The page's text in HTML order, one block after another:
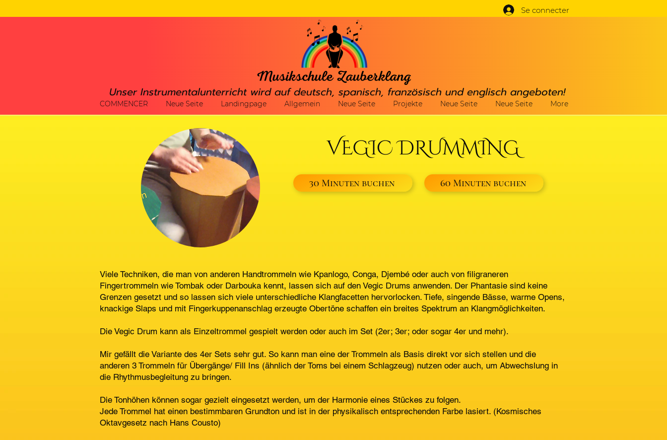
Se connecter
Unser Instrumentalunterricht wird auf deutsch, spanisch, französisch und englisch angeboten!
COMMENCER Neue Seite Landingpage Allgemein Neue Seite Projekte Neue Seite Neue Seite More
VEGIC DRUMMING
30 Minuten buchen 60 Minuten buchen
Viele Techniken, die man von anderen Handtrommeln wie Kpanlogo, Conga, Djembé oder auch von filigraneren
Fingertrommeln wie Tombak oder Darbouka kennt, lassen sich auf den Vegic Drums anwenden. Der Phantasie sind keine
Grenzen gesetzt und so lassen sich viele unterschiedliche Klangfacetten hervorlocken. Tiefe, singende Bässe, warme Opens,
knackige Slaps und mit Fingerkuppenanschlag erzeugte Obertöne schaffen ein breites Spektrum an Klangmöglichkeiten.
​Die Vegic Drum kann als Einzeltrommel gespielt werden oder auch im Set (2er; 3er; oder sogar 4er und mehr).
Mir gefällt die Variante des 4er Sets sehr gut. So kann man eine der Trommeln als Basis direkt vor sich stellen und die
anderen 3 Trommeln für Übergänge/ Fill Ins (ähnlich der Toms bei einem Schlagzeug) nutzen oder auch, um Abwechslung in
die Rhythmusbegleitung zu bringen.
Die Tonhöhen können sogar gezielt eingesetzt werden, um der Harmonie eines Stückes zu folgen.
Jede Trommel hat einen bestimmbaren Grundton und ist in der physikalisch entsprechenden Farbe lasiert. (Kosmisches
Oktavgesetz nach Hans Cousto)